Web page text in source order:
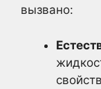
вызвано: